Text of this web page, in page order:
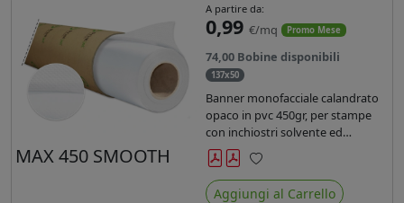
MAX 450 SMOOTH
A partire da:
0,99 €/mq Promo Mese
74,00 Bobine disponibili
137x50
Banner monofacciale calandrato
opaco in pvc 450gr, per stampe
con inchiostri solvente ed
ecosolvente , uv e latex.
Preferiti
Aggiungi al Carrello